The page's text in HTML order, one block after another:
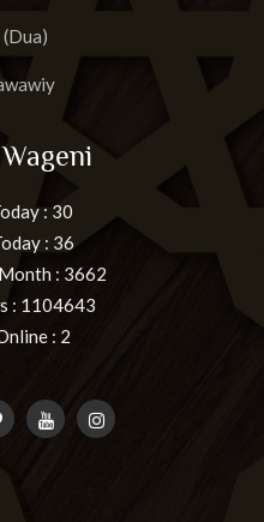
: 30
: 36
: 3662
: 1104643
: 2